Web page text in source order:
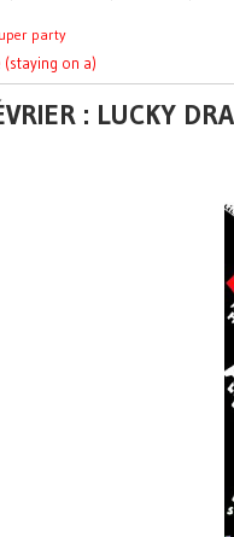
party
(staying on a)
: LUCKY